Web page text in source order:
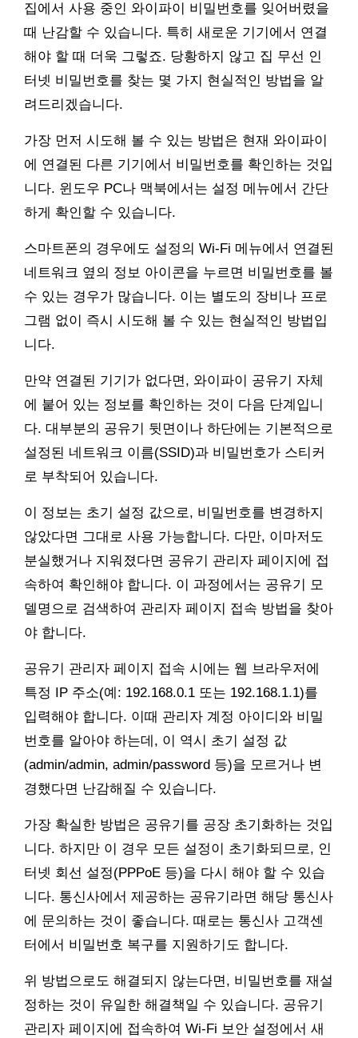
집에서 사용 중인 와이파이 비밀번호를 잊어버렸을
때 난감할 수 있습니다. 특히 새로운 기기에서 연결
해야 할 때 더욱 그렇죠. 당황하지 않고 집 무선 인
터넷 비밀번호를 찾는 몇 가지 현실적인 방법을 알
려드리겠습니다.
가장 먼저 시도해 볼 수 있는 방법은 현재 와이파이
에 연결된 다른 기기에서 비밀번호를 확인하는 것입
니다. 윈도우 PC나 맥북에서는 설정 메뉴에서 간단
하게 확인할 수 있습니다.
스마트폰의 경우에도 설정의 Wi-Fi 메뉴에서 연결된
네트워크 옆의 정보 아이콘을 누르면 비밀번호를 볼
수 있는 경우가 많습니다. 이는 별도의 장비나 프로
그램 없이 즉시 시도해 볼 수 있는 현실적인 방법입
니다.
만약 연결된 기기가 없다면, 와이파이 공유기 자체
에 붙어 있는 정보를 확인하는 것이 다음 단계입니
다. 대부분의 공유기 뒷면이나 하단에는 기본적으로
설정된 네트워크 이름(SSID)과 비밀번호가 스티커
로 부착되어 있습니다.
이 정보는 초기 설정 값으로, 비밀번호를 변경하지
않았다면 그대로 사용 가능합니다. 다만, 이마저도
분실했거나 지워졌다면 공유기 관리자 페이지에 접
속하여 확인해야 합니다. 이 과정에서는 공유기 모
델명으로 검색하여 관리자 페이지 접속 방법을 찾아
야 합니다.
공유기 관리자 페이지 접속 시에는 웹 브라우저에
특정 IP 주소(예: 192.168.0.1 또는 192.168.1.1)를
입력해야 합니다. 이때 관리자 계정 아이디와 비밀
번호를 알아야 하는데, 이 역시 초기 설정 값
(admin/admin, admin/password 등)을 모르거나 변
경했다면 난감해질 수 있습니다.
가장 확실한 방법은 공유기를 공장 초기화하는 것입
니다. 하지만 이 경우 모든 설정이 초기화되므로, 인
터넷 회선 설정(PPPoE 등)을 다시 해야 할 수 있습
니다. 통신사에서 제공하는 공유기라면 해당 통신사
에 문의하는 것이 좋습니다. 때로는 통신사 고객센
터에서 비밀번호 복구를 지원하기도 합니다.
위 방법으로도 해결되지 않는다면, 비밀번호를 재설
정하는 것이 유일한 해결책일 수 있습니다. 공유기
관리자 페이지에 접속하여 Wi-Fi 보안 설정에서 새